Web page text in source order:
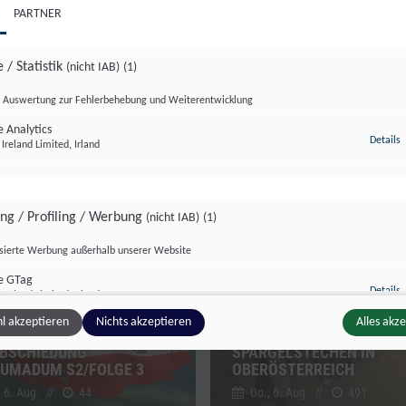
S2/FOLGE 3
6. Aug. // 44
SPARGELSTECHEN IN
OBERÖSTERREICH
Do., 6. Aug. 491
PARTNER
/ Statistik (nicht IAB) (1)
Auswertung zur Fehlerbehebung und Weiterentwicklung
Analytics
Ireland Limited, Irland Details
/ Profiling / Werbung (nicht IAB) (1)
Werbung außerhalb unserer Website
GTag
Ireland Limited, Irland Details
Inhalte(nicht IAB)
(2)
zusätzlicher Informationen
akzeptieren Nichts akzeptieren Alles